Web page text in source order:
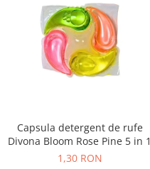
Capsula detergent de rufe
Divona Bloom Rose Pine 5 in 1
1,30 RON